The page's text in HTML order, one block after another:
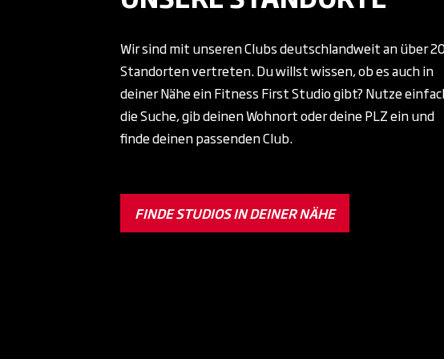
Wir sind mit unseren Clubs deutschlandweit an über
Standorten vertreten. Du willst wissen, ob es auch in
deiner Nähe ein Fitness First Studio gibt? Nutze
die Suche, gib deinen Wohnort oder deine PLZ ein und
finde deinen passenden Club.
FINDE STUDIOS IN DEINER NÄHE